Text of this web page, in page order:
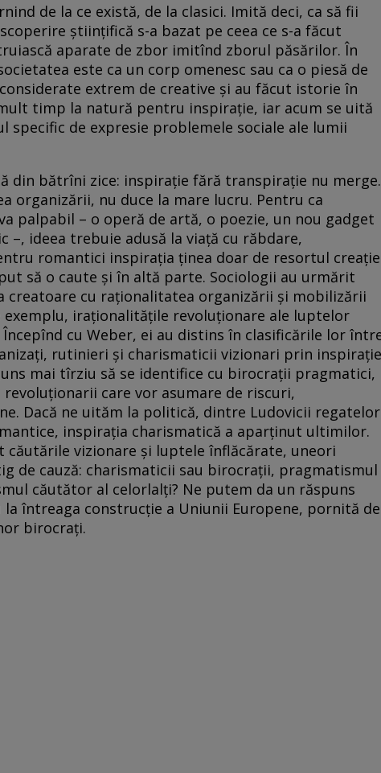
de la ce există, de la clasici. Imită deci, ca să fii
ştiinţifică s-a bazat pe ceea ce s-a făcut
aparate de zbor imitînd zborul păsărilor. În
este ca un corp omenesc sau ca o piesă de
extrem de creative şi au făcut istorie în
timp la natură pentru inspiraţie, iar acum se uită
specific de expresie problemele sociale ale lumii
din bătrîni zice: inspiraţie fără transpiraţie nu merge.
organizării, nu duce la mare lucru. Pentru ca
palpabil – o operă de artă, o poezie, un nou gadget
ideea trebuie adusă la viaţă cu răbdare,
romantici inspiraţia ţinea doar de resortul
să o caute şi în altă parte. Sociologii au urmărit
creatoare cu raţionalitatea organizării şi mobilizării
iraţionalităţile revoluţionare ale luptelor
cu Weber, ei au distins în clasificările lor
rutinieri şi charismaticii vizionari prin inspiraţie
mai tîrziu să se identifice cu birocraţii pragmatici,
care vor asumare de riscuri,
Dacă ne uităm la politică, dintre Ludovicii regatelor
inspiraţia charismatică a aparţinut ultimilor.
vizionare şi luptele înflăcărate, uneori
de cauză: charismaticii sau birocraţii, pragmatismul
căutător al celorlalţi? Ne putem da un răspuns
la întreaga construcţie a Uniunii Europene, pornită de
birocraţi.